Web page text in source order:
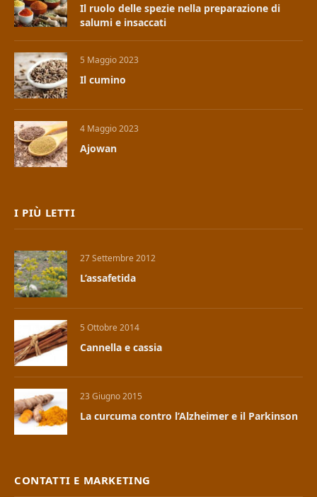
Il ruolo delle spezie nella preparazione di
salumi e insaccati
5 Maggio 2023
Il cumino
4 Maggio 2023
Ajowan
I PIÙ LETTI
27 Settembre 2012
L’assafetida
5 Ottobre 2014
Cannella e cassia
23 Giugno 2015
La curcuma contro l’Alzheimer e il Parkinson
CONTATTI E MARKETING